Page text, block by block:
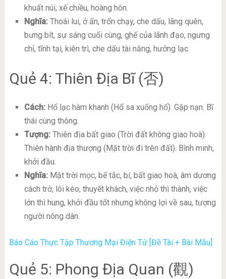
khuất núi, xế chiều, hoàng hôn.
Nghĩa:Thoái lui, ở ẩn, trốn chạy, che dấu, lãng quên,
bưng bít, sự sáng cuối cùng, ghế của lãnh đạo, ngưng
chỉ, tĩnh tại, kiên trì, che dấu tài năng, hưởng lạc.
Quẻ 4: Thiên Địa Bĩ (否)
Cách:Hổ lạc hàm khanh (Hổ sa xuống hố). Gặp nạn. Bĩ
thái cùng thông.
Tượng:Thiên địa bất giao (Trời đất không giao hoà).
Thiên hành địa thượng (Mặt trời đi trên đất). Bình minh,
khởi đầu.
Nghĩa:Mặt trời mọc, bế tắc, bí, bất giao hoà, âm dương
cách trở, lôi kéo, thuyết khách, việc nhỏ thì thành, việc
lớn thì hung, khởi đầu tốt nhưng không lợi về sau, tượng
người nông dân.
Báo Cáo Thực Tập Thương Mại Điện Tử [Đề Tài + Bài Mẫu]
Quẻ 5: Phong Địa Quan (觀)